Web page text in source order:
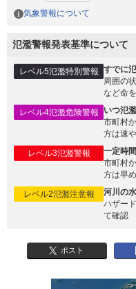
気象警報について
氾濫警報発表基準について
レベル5氾濫特別警報 すでに
周囲の
など命
レベル4氾濫危険警報
いつ氾
市町村
方は速
レベル3氾濫警報
一定時
市町村
方は早
レベル2氾濫注意報
河川の
ハザー
て確認
ポスト